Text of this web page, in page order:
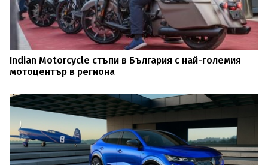
Indian Motorcycle стъпи в България с най-големия
мотоцентър в региона